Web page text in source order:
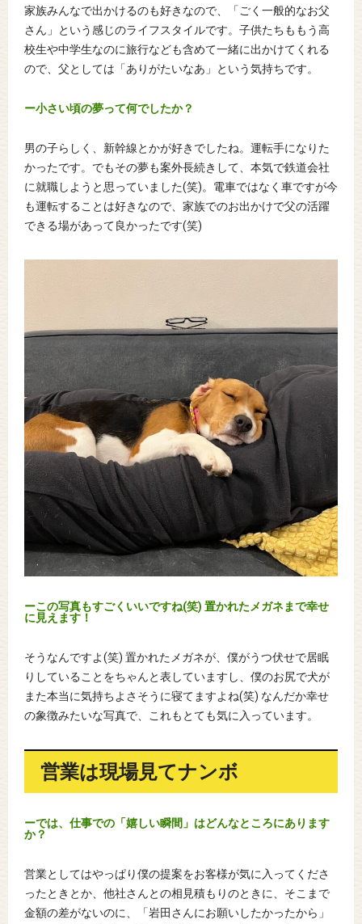
家族みんなで出かけるのも好きなので、「ごく一般的なお父
さん」という感じのライフスタイルです。子供たちももう高
校生や中学生なのに旅行なども含めて一緒に出かけてくれる
ので、父としては「ありがたいなあ」という気持ちです。
ー小さい頃の夢って何でしたか？
男の子らしく、新幹線とかが好きでしたね。運転手になりた
かったです。でもその夢も案外長続きして、本気で鉄道会社
に就職しようと思っていました(笑)。電車ではなく車ですが今
も運転することは好きなので、家族でのお出かけで父の活躍
できる場があって良かったです(笑)
ーこの写真もすごくいいですね(笑) 置かれたメガネまで幸せ
に見えます！
そうなんですよ(笑) 置かれたメガネが、僕がうつ伏せで居眠
りしていることをちゃんと表していますし、僕のお尻で犬が
また本当に気持ちよさそうに寝てますよね(笑) なんだか幸せ
の象徴みたいな写真で、これもとても気に入っています。
営業は現場見てナンボ
ーでは、仕事での「嬉しい瞬間」はどんなところにあります
か？
営業としてはやっぱり僕の提案をお客様が気に入ってくださ
ったときとか、他社さんとの相見積もりのときに、そこまで
金額の差がないのに、「岩田さんにお願いしたかったから」